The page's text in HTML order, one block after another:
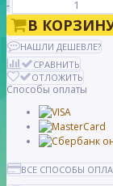
-
В
НАШЛИ ДЕШЕВЛЕ?
СРАВНИТЬ
ОТЛОЖИТЬ
Способы оплаты
ВСЕ СПОСОБЫ